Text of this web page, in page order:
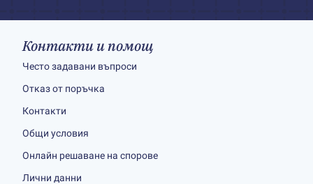
Контакти и помощ
Често задавани въпроси
Отказ от поръчка
Контакти
Общи условия
Онлайн решаване на спорове
Лични данни